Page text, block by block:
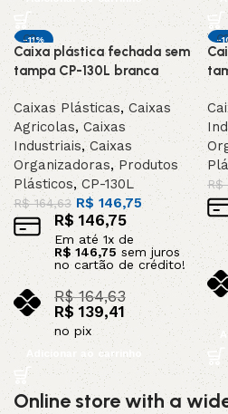
-11%
DESTAQUE
Caixa plástica fechada sem
tampa CP-130L branca
Caixas Plásticas, Caixas
Agricolas,Caixas
Industriais,Caixas
Organizadoras, Produtos
Plásticos, CP-130L
R$164,63 R$ 146,75
R$146,75
Em até1x de
R$146,75 sem juros
no cartão de crédito!
R$164,63
R$139,41
no pix
Adicionar ao carrinho
-
R$
Online store with a